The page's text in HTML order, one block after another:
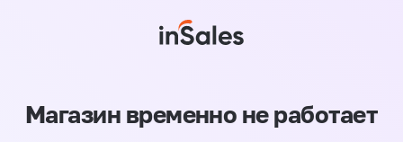
Магазин временно не работает